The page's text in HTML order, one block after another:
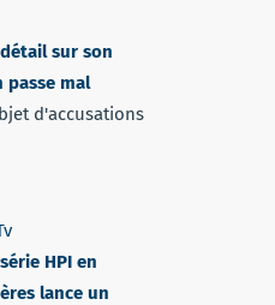
sur son
passe mal
d'accusations
HPI en
lance un